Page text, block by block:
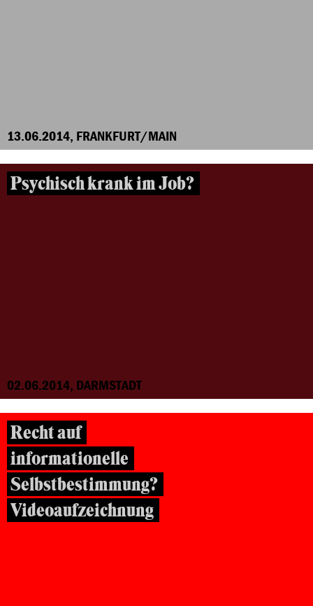
13.06.2014, FRANKFURT/MAIN
Psychisch krank im Job?
02.06.2014, DARMSTADT
Recht auf
informationelle
Selbstbestimmung?
Videoaufzeichnung